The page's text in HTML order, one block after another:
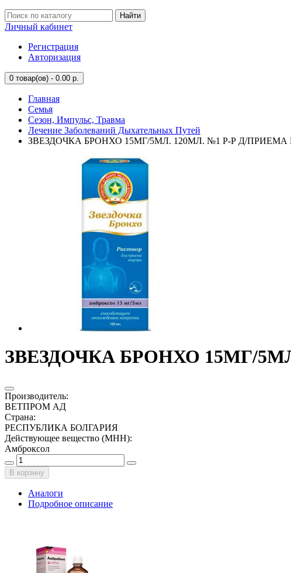
Найти
Личный кабинет
Регистрация
Авторизация
0 товар(ов) - 0.00 р.
Главная
Семья
Сезон, Импульс, Травма
Лечение Заболеваний Дыхательных Путей
ЗВЕЗДОЧКА БРОНХО 15МГ/5МЛ. 120МЛ. №1 Р-Р Д/
ЗВЕЗДОЧКА БРОНХО 15МГ/
Производитель:
ВЕТПРОМ АД
Страна:
РЕСПУБЛИКА БОЛГАРИЯ
Действующее вещество (МНН):
Амброксол
В корзину
Аналоги
Подробное описание